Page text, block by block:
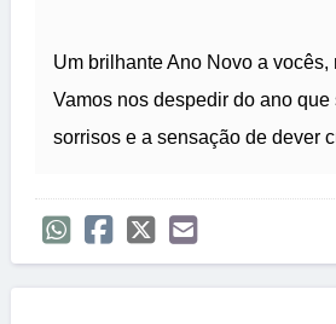
Um brilhante Ano Novo a vocês,
Vamos nos despedir do ano que
sorrisos e a sensação de dever